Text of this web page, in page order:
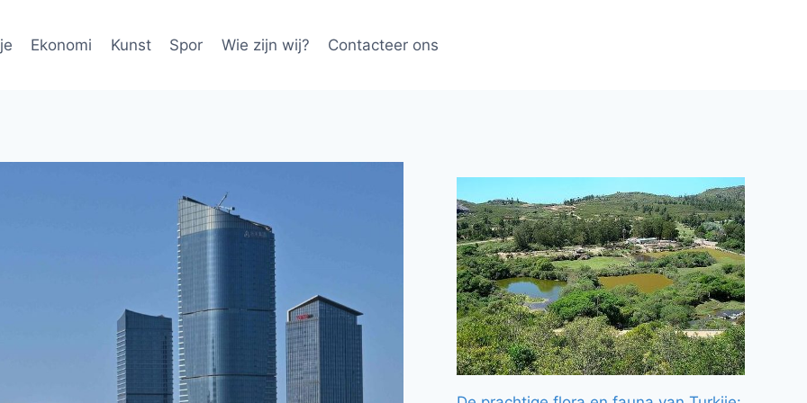
Ekonomi Kunst Spor Wie zijn wij? Contacteer ons